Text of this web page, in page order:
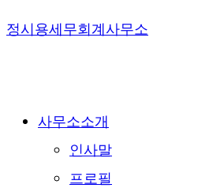
Skip
정시용세무회계사무소
사무소소개
인사말
프로필